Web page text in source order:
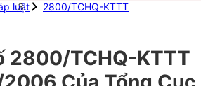
luật 2800/TCHQ-KTTT
2800/TCHQ-KTTT